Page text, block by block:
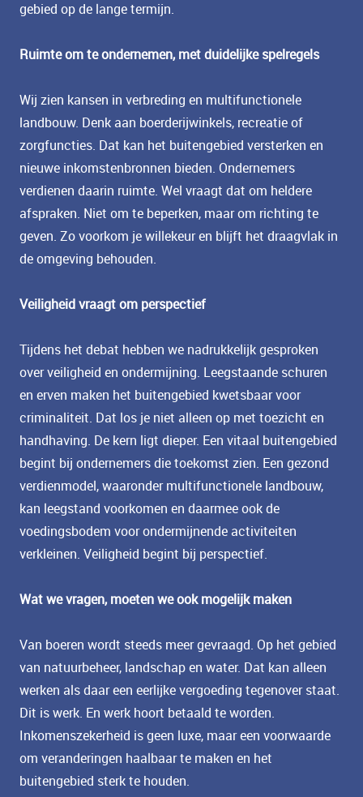
gebied op de lange termijn.
Ruimte om te ondernemen, met duidelijke spelregels
Wij zien kansen in verbreding en multifunctionele
landbouw. Denk aan boerderijwinkels, recreatie of
zorgfuncties. Dat kan het buitengebied versterken en
nieuwe inkomstenbronnen bieden. Ondernemers
verdienen daarin ruimte. Wel vraagt dat om heldere
afspraken. Niet om te beperken, maar om richting te
geven. Zo voorkom je willekeur en blijft het draagvlak in
de omgeving behouden.
Veiligheid vraagt om perspectief
Tijdens het debat hebben we nadrukkelijk gesproken
over veiligheid en ondermijning. Leegstaande schuren
en erven maken het buitengebied kwetsbaar voor
criminaliteit. Dat los je niet alleen op met toezicht en
handhaving. De kern ligt dieper. Een vitaal buitengebied
begint bij ondernemers die toekomst zien. Een gezond
verdienmodel, waaronder multifunctionele landbouw,
kan leegstand voorkomen en daarmee ook de
voedingsbodem voor ondermijnende activiteiten
verkleinen. Veiligheid begint bij perspectief.
Wat we vragen, moeten we ook mogelijk maken
Van boeren wordt steeds meer gevraagd. Op het gebied
van natuurbeheer, landschap en water. Dat kan alleen
werken als daar een eerlijke vergoeding tegenover staat.
Dit is werk. En werk hoort betaald te worden.
Inkomenszekerheid is geen luxe, maar een voorwaarde
om veranderingen haalbaar te maken en het
buitengebied sterk te houden.